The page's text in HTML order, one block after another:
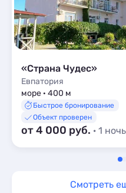
«Страна Чудес»
Евпатория
море · 400 м
Быстрое бронирование
Объект проверен
от 4 000 руб. · 1 ночь
Смотреть